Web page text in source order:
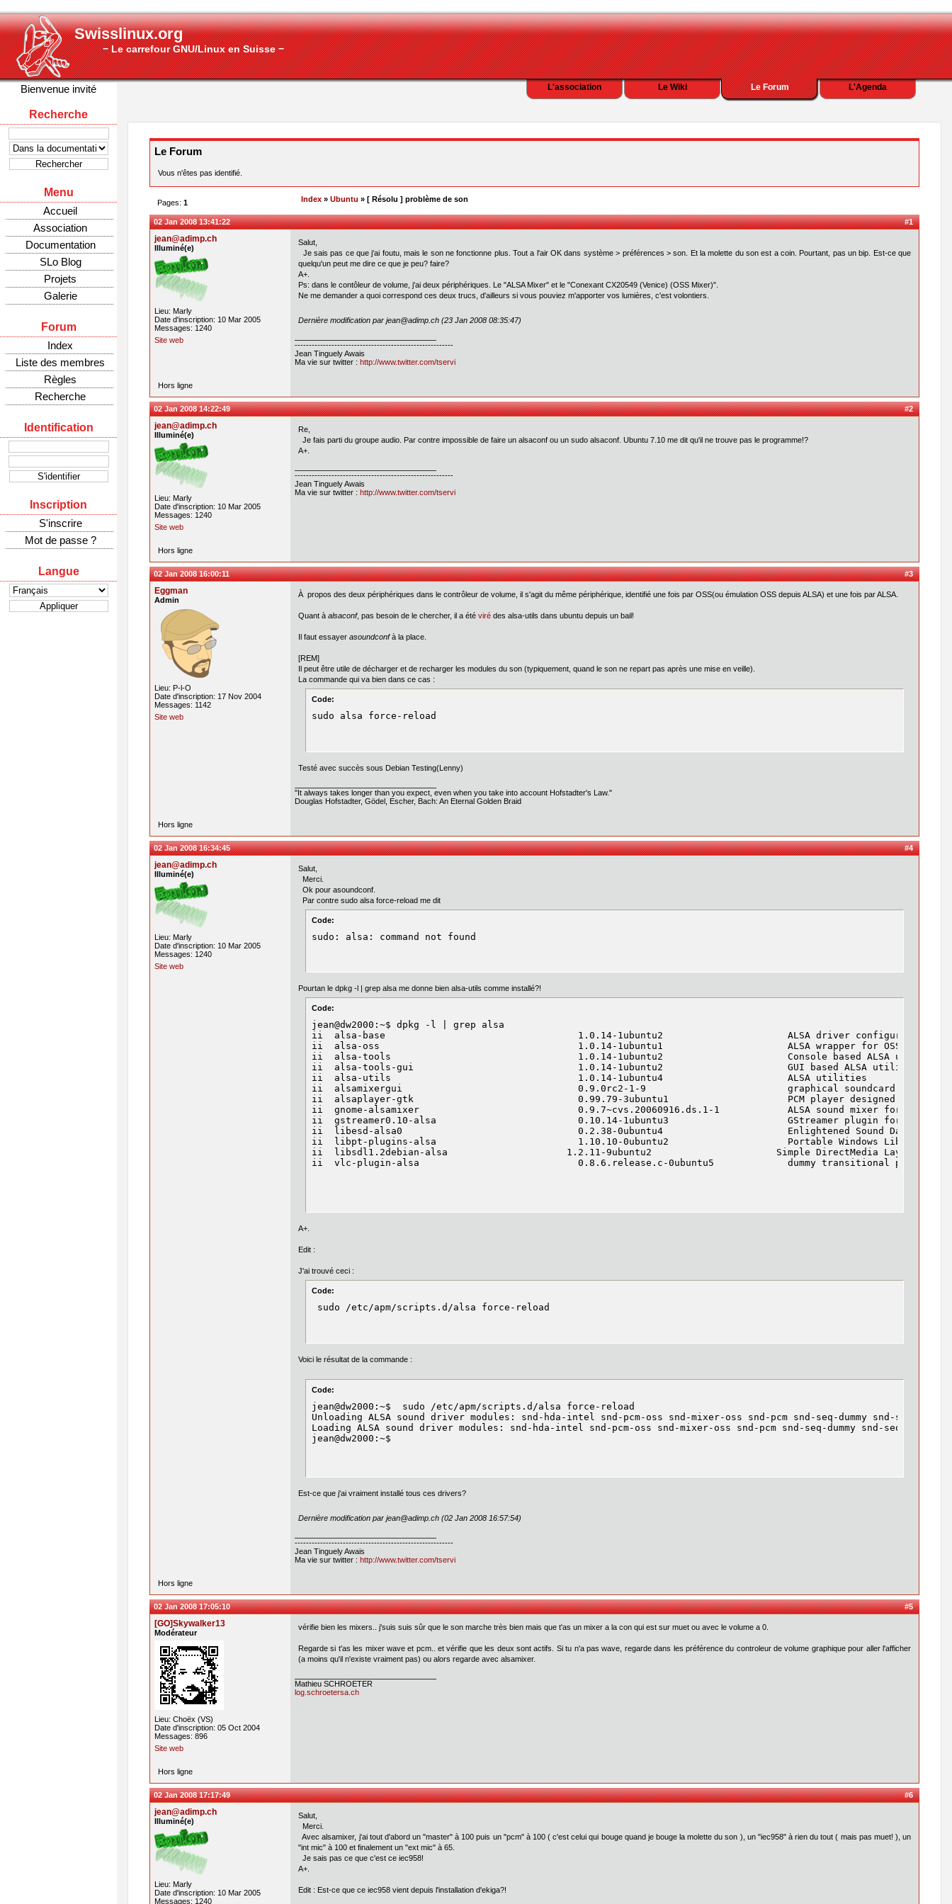
Swisslinux.org
− Le carrefour GNU/Linux en Suisse −
L'Agenda
Le Forum
Le Wiki
L'association
Bienvenue invité
Recherche
Menu
Accueil
Association
Documentation
SLo Blog
Projets
Galerie
Forum
Index
Liste des membres
Règles
Recherche
Identification
Inscription
S'inscrire
Mot de passe ?
Langue
Le Forum
Vous n'êtes pas identifié.
Pages: 1 Index » Ubuntu » [ Résolu ] problème de son
#1
02 Jan 2008 13:41:22
jean@adimp.ch
Illuminé(e)
Lieu: Marly
Date d'inscription: 10 Mar 2005
Messages: 1240
Site web
Salut,
Je sais pas ce que j'ai foutu, mais le son ne fonctionne plus. Tout a l'air OK dans système > préférences > son. Et la molette du son est a coin. Pourtant, pas un bip. Est-ce que
quelqu'un peut me dire ce que je peu? faire?
A+.
Ps: dans le contôleur de volume, j'ai deux périphériques. Le "ALSA Mixer" et le "Conexant CX20549 (Venice) (OSS Mixer)".
Ne me demander a quoi correspond ces deux trucs, d'ailleurs si vous pouviez m'apporter vos lumières, c'est volontiers.
Dernière modification par jean@adimp.ch (23 Jan 2008 08:35:47)
--------------------------------------------------------
Jean Tinguely Awais
Ma vie sur twitter : http://www.twitter.com/tservi
Hors ligne
#2
02 Jan 2008 14:22:49
jean@adimp.ch
Illuminé(e)
Lieu: Marly
Date d'inscription: 10 Mar 2005
Messages: 1240
Site web
Re,
Je fais parti du groupe audio. Par contre impossible de faire un alsaconf ou un sudo alsaconf. Ubuntu 7.10 me dit qu'il ne trouve pas le programme!?
A+.
--------------------------------------------------------
Jean Tinguely Awais
Ma vie sur twitter : http://www.twitter.com/tservi
Hors ligne
#3
02 Jan 2008 16:00:11
Eggman
Admin
Lieu: P-l-O
Date d'inscription: 17 Nov 2004
Messages: 1142
Site web
À propos des deux périphériques dans le contrôleur de volume, il s'agit du même périphérique, identifié une fois par OSS(ou émulation OSS depuis ALSA) et une fois par ALSA.
Quant à alsaconf, pas besoin de le chercher, il a été viré des alsa-utils dans ubuntu depuis un bail!
Il faut essayer asoundconfà la place.
[REM]
Il peut être utile de décharger et de recharger les modules du son (typiquement, quand le son ne repart pas après une mise en veille).
La commande qui va bien dans ce cas :
Code:
sudo alsa force-reload
Testé avec succès sous Debian Testing(Lenny)
"It always takes longer than you expect, even when you take into account Hofstadter's Law."
Douglas Hofstadter, Gödel, Escher, Bach: An Eternal Golden Braid
Hors ligne
#4
02 Jan 2008 16:34:45
jean@adimp.ch
Illuminé(e)
Lieu: Marly
Date d'inscription: 10 Mar 2005
Messages: 1240
Site web
Salut,
Merci.
Ok pour asoundconf.
Par contre sudo alsa force-reload me dit
Code:
sudo: alsa: command not found
Pourtan le dpkg -l | grep alsa me donne bien alsa-utils comme installé?!
Code:
jean@dw2000:~$ dpkg -l | grep alsa
ii  alsa-base                                  1.0.14-1ubuntu2                      ALSA driver configuration
ii  alsa-oss                                   1.0.14-1ubuntu1                      ALSA wrapper for OSS
ii  alsa-tools                                 1.0.14-1ubuntu2                      Console based ALSA utilities
ii  alsa-tools-gui                             1.0.14-1ubuntu2                      GUI based ALSA utilities for
ii  alsa-utils                                 1.0.14-1ubuntu4                      ALSA utilities
ii  alsamixergui                               0.9.0rc2-1-9                         graphical soundcard mixer for
ii  alsaplayer-gtk                             0.99.79-3ubuntu1                     PCM player designed for ALSA
ii  gnome-alsamixer                            0.9.7~cvs.20060916.ds.1-1            ALSA sound mixer for GNOME
ii  gstreamer0.10-alsa                         0.10.14-1ubuntu3                     GStreamer plugin for ALSA
ii  libesd-alsa0                               0.2.38-0ubuntu4                      Enlightened Sound Daemon
ii  libpt-plugins-alsa                         1.10.10-0ubuntu2                     Portable Windows Library
ii  libsdl1.2debian-alsa                     1.2.11-9ubuntu2                      Simple DirectMedia Layer (with
ii  vlc-plugin-alsa                            0.8.6.release.c-0ubuntu5             dummy transitional package
A+.
Edit :
J'ai trouvé ceci :
Code:
sudo /etc/apm/scripts.d/alsa force-reload
Voici le résultat de la commande :
Code:
jean@dw2000:~$  sudo /etc/apm/scripts.d/alsa force-reload
Unloading ALSA sound driver modules: snd-hda-intel snd-pcm-oss snd-mixer-oss snd-pcm snd-seq-dummy snd-seq-
Loading ALSA sound driver modules: snd-hda-intel snd-pcm-oss snd-mixer-oss snd-pcm snd-seq-dummy snd-seq-
jean@dw2000:~$
Est-ce que j'ai vraiment installé tous ces drivers?
Dernière modification par jean@adimp.ch (02 Jan 2008 16:57:54)
--------------------------------------------------------
Jean Tinguely Awais
Ma vie sur twitter : http://www.twitter.com/tservi
Hors ligne
#5
02 Jan 2008 17:05:10
[GO]Skywalker13
Modérateur
Lieu: Choëx (VS)
Date d'inscription: 05 Oct 2004
Messages: 896
Site web
vérifie bien les mixers.. j'suis suis sûr que le son marche très bien mais que t'as un mixer a la con qui est sur muet ou avec le volume a 0.
Regarde si t'as les mixer wave et pcm.. et vérifie que les deux sont actifs. Si tu n'a pas wave, regarde dans les préférence du controleur de volume graphique pour aller l'afficher
(a moins qu'il n'existe vraiment pas) ou alors regarde avec alsamixer.
Mathieu SCHROETER
log.schroetersa.ch
Hors ligne
#6
02 Jan 2008 17:17:49
jean@adimp.ch
Illuminé(e)
Lieu: Marly
Date d'inscription: 10 Mar 2005
Messages: 1240
Salut,
Merci.
Avec alsamixer, j'ai tout d'abord un "master" à 100 puis un "pcm" à 100 ( c'est celui qui bouge quand je bouge la molette du son ), un "iec958" à rien du tout ( mais pas muet! ), un
"int mic" à 100 et finalement un "ext mic" à 65.
Je sais pas ce que c'est ce iec958!
A+.
Edit : Est-ce que ce iec958 vient depuis l'installation d'ekiga?!